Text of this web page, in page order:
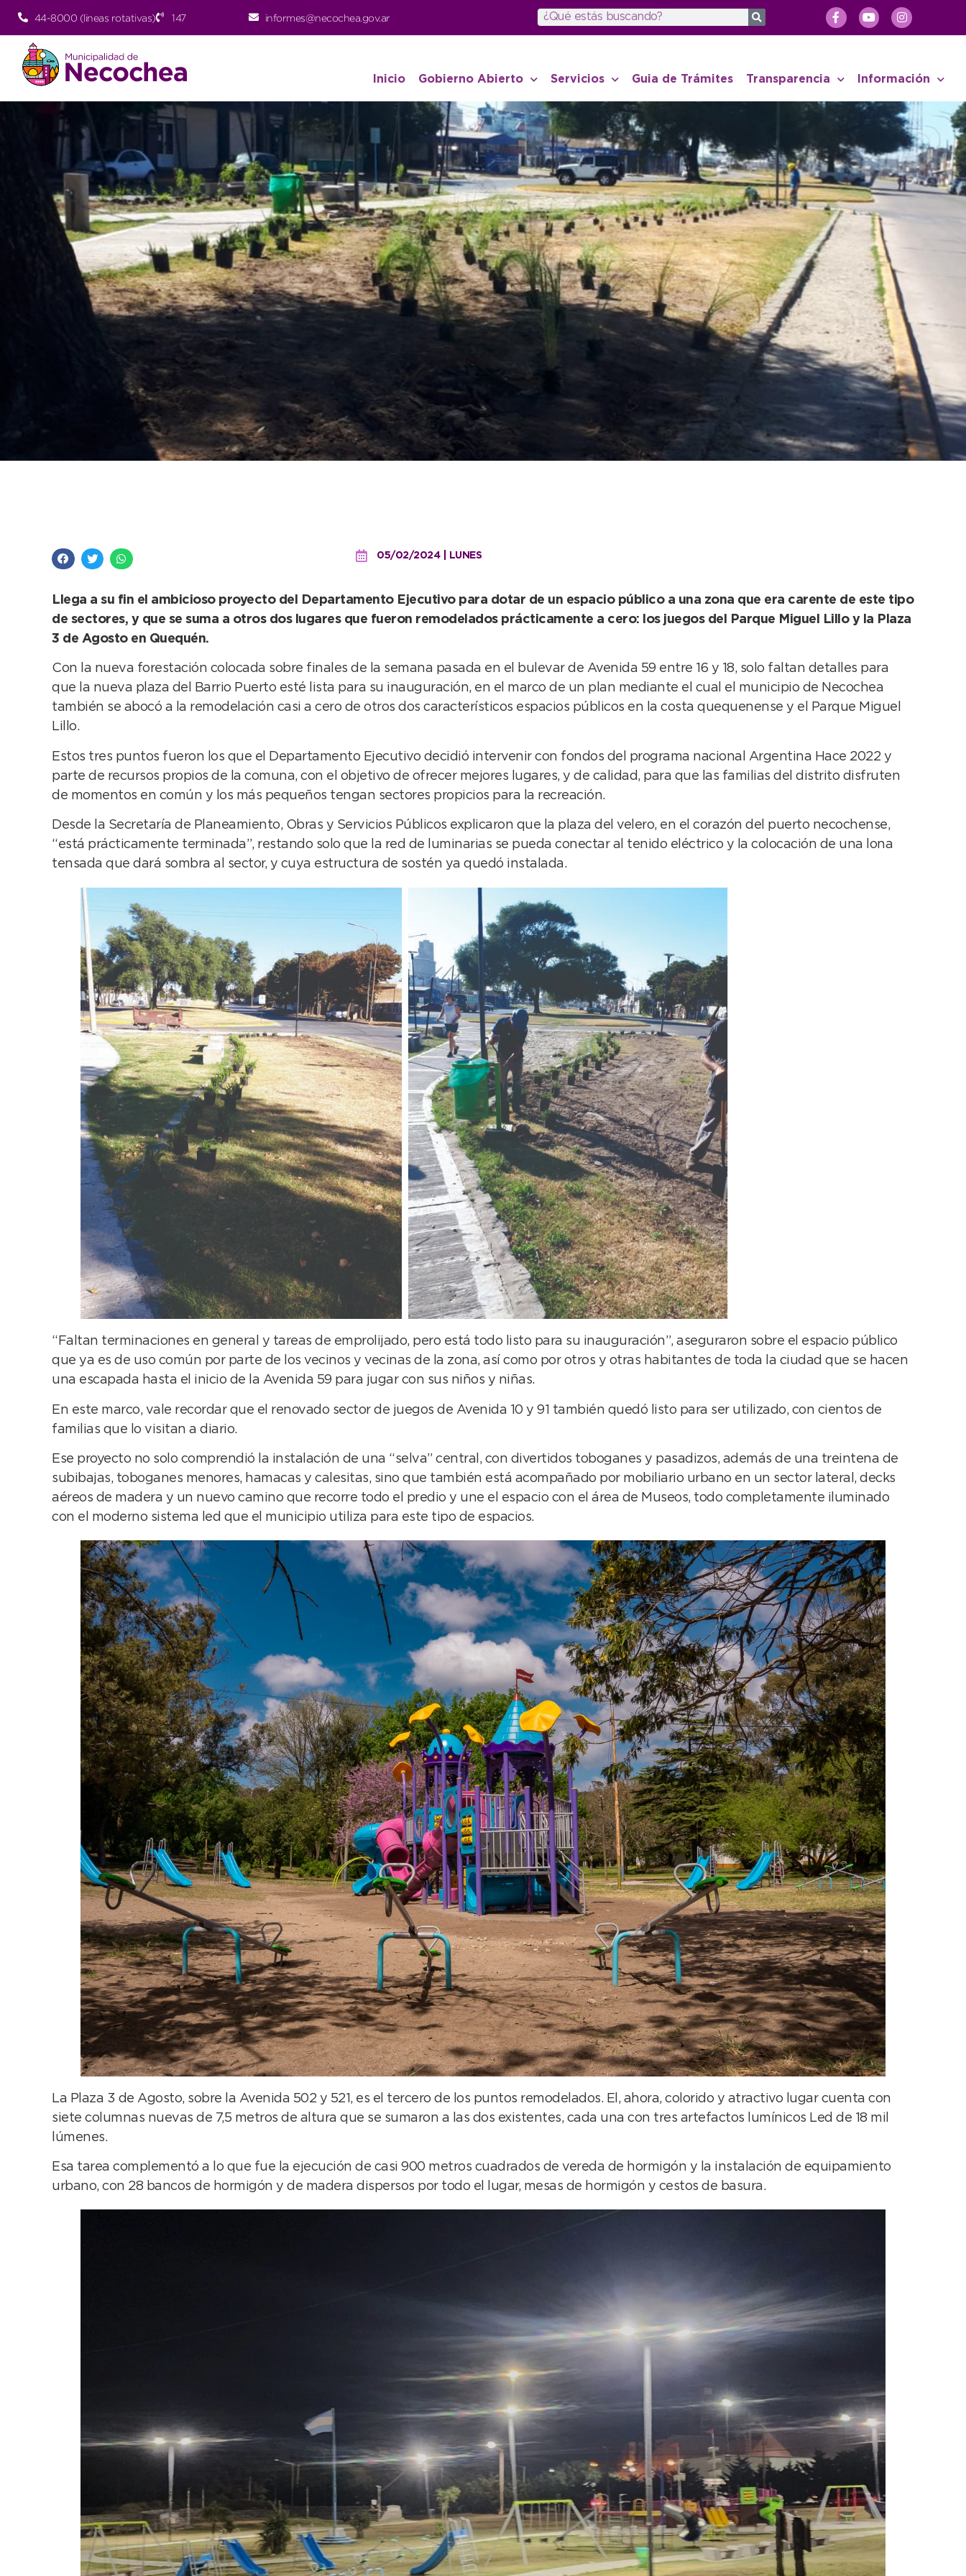
44-8000 (lineas rotativas) 147 informes@necochea.gov.ar
Inicio Gobierno Abierto Servicios Guia de Trámites Transparencia Información
05/02/2024 | LUNES
Llega a su fin el ambicioso proyecto del Departamento Ejecutivo para dotar de un espacio público a una zona que era carente de este tipo
de sectores, y que se suma a otros dos lugares que fueron remodelados prácticamente a cero: los juegos del Parque Miguel Lillo y la Plaza
3 de Agosto en Quequén.
Con la nueva forestación colocada sobre finales de la semana pasada en el bulevar de Avenida 59 entre 16 y 18, solo faltan detalles para
que la nueva plaza del Barrio Puerto esté lista para su inauguración, en el marco de un plan mediante el cual el municipio de Necochea
también se abocó a la remodelación casi a cero de otros dos característicos espacios públicos en la costa quequenense y el Parque Miguel
Lillo.
Estos tres puntos fueron los que el Departamento Ejecutivo decidió intervenir con fondos del programa nacional Argentina Hace 2022 y
parte de recursos propios de la comuna, con el objetivo de ofrecer mejores lugares, y de calidad, para que las familias del distrito disfruten
de momentos en común y los más pequeños tengan sectores propicios para la recreación.
Desde la Secretaría de Planeamiento, Obras y Servicios Públicos explicaron que la plaza del velero, en el corazón del puerto necochense,
“está prácticamente terminada”, restando solo que la red de luminarias se pueda conectar al tenido eléctrico y la colocación de una lona
tensada que dará sombra al sector, y cuya estructura de sostén ya quedó instalada.
“Faltan terminaciones en general y tareas de emprolijado, pero está todo listo para su inauguración”, aseguraron sobre el espacio público
que ya es de uso común por parte de los vecinos y vecinas de la zona, así como por otros y otras habitantes de toda la ciudad que se hacen
una escapada hasta el inicio de la Avenida 59 para jugar con sus niños y niñas.
En este marco, vale recordar que el renovado sector de juegos de Avenida 10 y 91 también quedó listo para ser utilizado, con cientos de
familias que lo visitan a diario.
Ese proyecto no solo comprendió la instalación de una “selva” central, con divertidos toboganes y pasadizos, además de una treintena de
subibajas, toboganes menores, hamacas y calesitas, sino que también está acompañado por mobiliario urbano en un sector lateral, decks
aéreos de madera y un nuevo camino que recorre todo el predio y une el espacio con el área de Museos, todo completamente iluminado
con el moderno sistema led que el municipio utiliza para este tipo de espacios.
La Plaza 3 de Agosto, sobre la Avenida 502 y 521, es el tercero de los puntos remodelados. El, ahora, colorido y atractivo lugar cuenta con
siete columnas nuevas de 7,5 metros de altura que se sumaron a las dos existentes, cada una con tres artefactos lumínicos Led de 18 mil
lúmenes.
Esa tarea complementó a lo que fue la ejecución de casi 900 metros cuadrados de vereda de hormigón y la instalación de equipamiento
urbano, con 28 bancos de hormigón y de madera dispersos por todo el lugar, mesas de hormigón y cestos de basura.